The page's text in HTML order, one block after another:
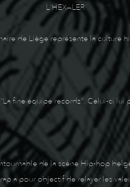
L'HEXALER
de Liège représente la culture
fine équipe recordz". Celui-ci lui
de la scène Hip-hop
a pour objectif de relayer les